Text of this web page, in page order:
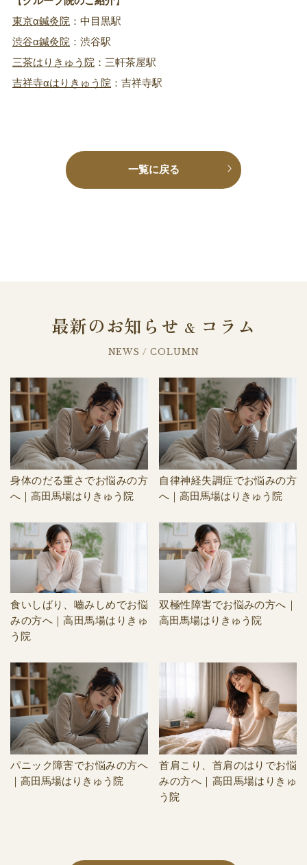
東京α鍼灸院 ：中目黒駅
渋谷α鍼灸院 ：渋谷駅
三茶はりきゅう院 ：三軒茶屋駅
吉祥寺αはりきゅう院 ：吉祥寺駅
一覧に戻る
最新のお知らせ & コラム
NEWS / COLUMN
身体のだる重さでお悩みの方
へ｜高田馬場はりきゅう院
自律神経失調症でお悩みの方
へ｜高田馬場はりきゅう院
食いしばり、嚙みしめでお悩
みの方へ｜高田馬場はりきゅ
う院
双極性障害でお悩みの方へ｜
高田馬場はりきゅう院
パニック障害でお悩みの方へ
｜高田馬場はりきゅう院
首肩こり、首肩のはりでお悩
みの方へ｜高田馬場はりきゅ
う院